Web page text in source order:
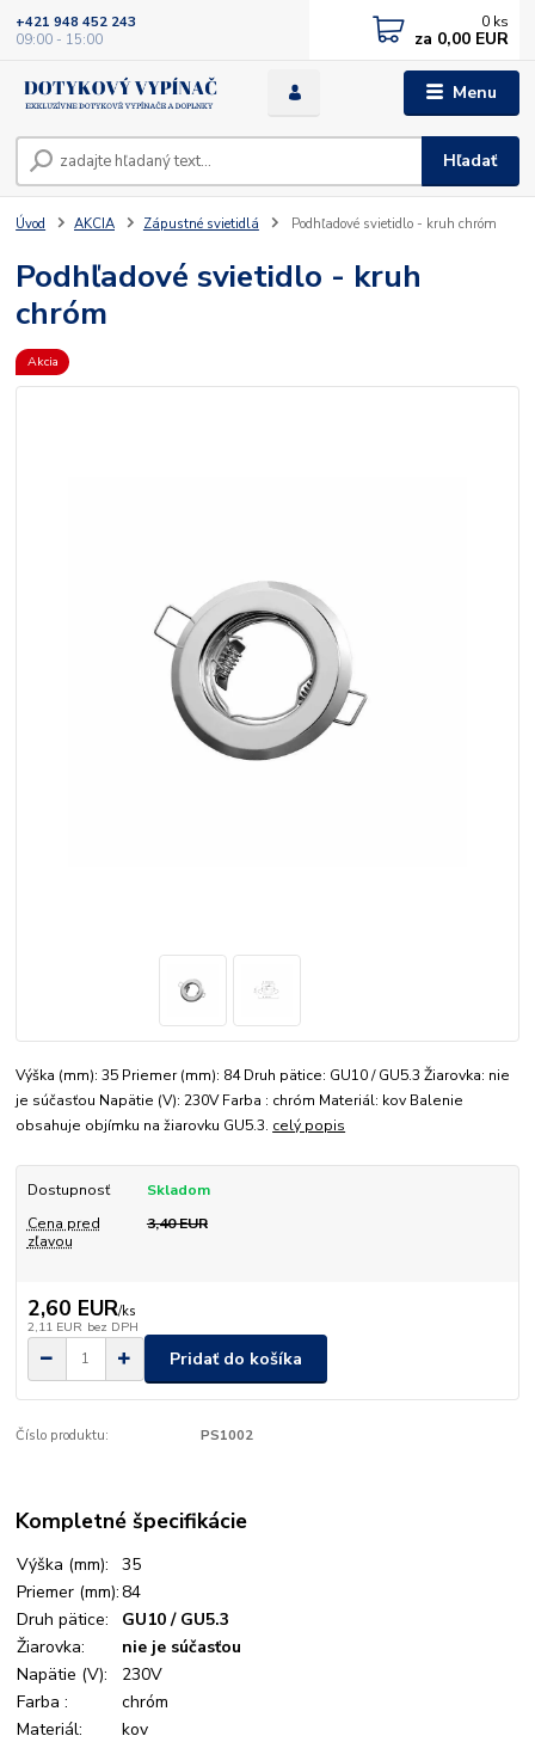
Menu
Hľadať
+421 948 452 243
09:00 - 15:00
0 ks
za 0,00 EUR
Úvod AKCIA Zápustné svietidlá Podhľadové svietidlo - kruh chróm
Podhľadové svietidlo - kruh
chróm
Akcia
Výška (mm): 35 Priemer (mm): 84 Druh pätice: GU10 / GU5.3 Žiarovka: nie
je súčasťou Napätie (V): 230V Farba : chróm Materiál: kov Balenie
obsahuje objímku na žiarovku GU5.3. celý popis
Dostupnosť
Skladom
Cena pred
zľavou
3,40 EUR
2,60 EUR/ks
2,11 EUR bez DPH
Pridať do košíka
Číslo produktu: PS1002
Kompletné špecifikácie
Výška (mm):
35
Priemer (mm): 84
Druh pätice:
GU10 / GU5.3
Žiarovka:
nie je súčasťou
Napätie (V):
230V
Farba :
chróm
Materiál:
kov